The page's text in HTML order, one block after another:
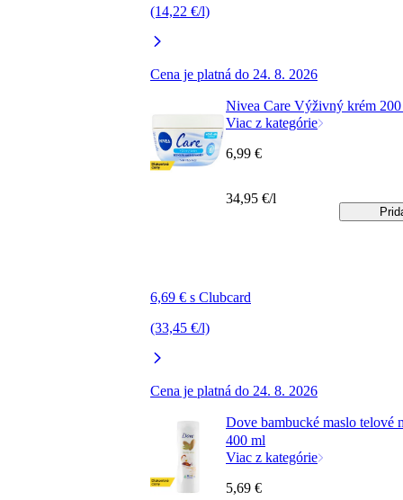
(14,22 €/l)
Cena je platná do 24. 8. 2026
Nivea Care Výživný krém
Viac z kategórie
6,69 € s Clubcard
(33,45 €/l)
Cena je platná do 24. 8. 2026
6,99 €
34,95 €/l
Dove bambucké maslo telové
400 ml
Viac z kategórie
5,69 €